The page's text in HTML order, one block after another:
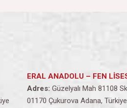
ERAL ANADOLU – FEN
Adres: Güzelyalı Mah 81108
01170 Çukurova Adana, Türkiye